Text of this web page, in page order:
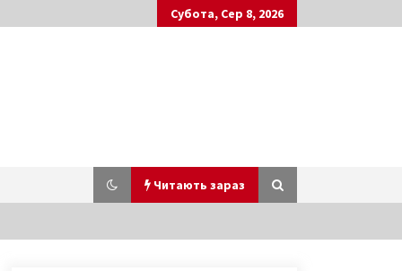
Субота, Сер 8, 2026
Читають зараз